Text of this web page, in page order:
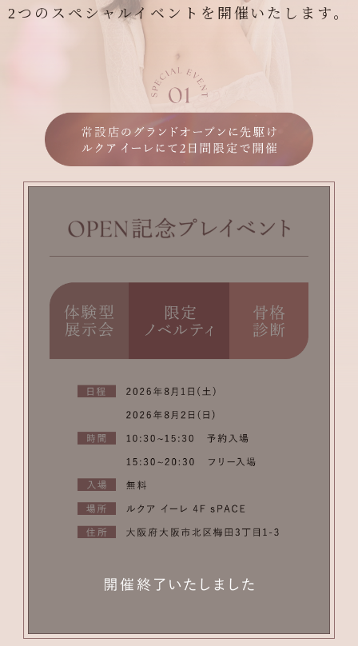
2つのスペシャルイベントを開催いたします。